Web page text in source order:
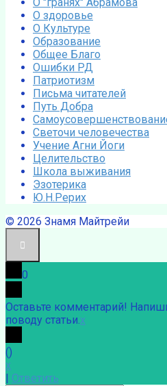
О здоровье
О Культуре
Образование
Общее Благо
Ошибки РД
Патриотизм
Письма читателей
Путь Добра
Светочи человечества
Учение Агни Йоги
Целительство
Школа выживания
Эзотерика
Ю.Н.Рерих
© 2026 Знамя Майтрейи
0
Оставьте комментарий!
поводу статьи.x
()
x
| Ответить